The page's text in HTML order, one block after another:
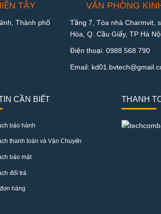
TÂY
Thành phố
VĂN PHÒNG
Tầng 7, Tòa nhà Charmvit,
Hòa, Q. Cầu Giấy, TP Hà
Điện thoại: 0988 568 790
Email:
CẦN BIẾT
bảo hành
thanh toán và Vận Chuyển
bảo mật
đổi trả
hàng
THANH